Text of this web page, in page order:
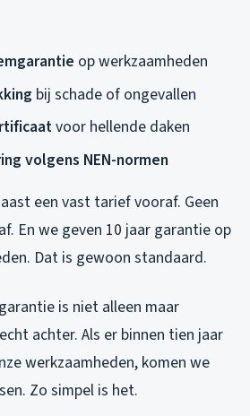
op werkzaamheden
bij schade of ongevallen
voor hellende daken
volgens NEN-normen
een vast tarief vooraf. Geen
En we geven 10 jaar garantie op
Dat is gewoon standaard.
is niet alleen maar
achter. Als er binnen tien jaar
werkzaamheden, komen we
Zo simpel is het.